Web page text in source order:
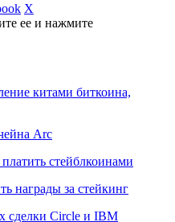
X
ее и нажмите
китами биткоина,
Arc
стейблкоинами
награды за стейкинг
сделки Circle и IBM